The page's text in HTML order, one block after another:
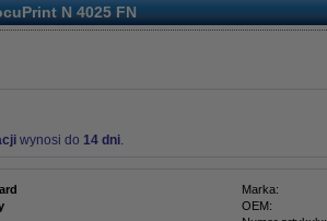
N 4025 FN
wynosi do 14 dni.
Marka:
OEM: